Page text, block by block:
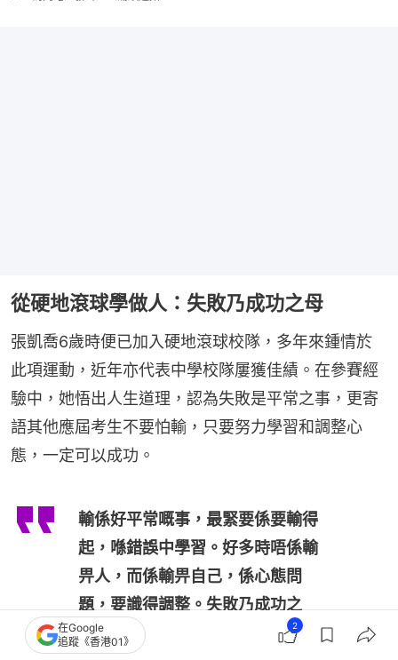
從硬地滾球學做人：失敗乃成功之母
張凱喬6歲時便已加入硬地滾球校隊，多年來鍾情於
此項運動，近年亦代表中學校隊屢獲佳績。在參賽經
驗中，她悟出人生道理，認為失敗是平常之事，更寄
語其他應屆考生不要怕輸，只要努力學習和調整心
態，一定可以成功。
輸係好平常嘅事，最緊要係要輸得
起，喺錯誤中學習。好多時唔係輸
畀人，而係輸畀自己，係心態問
題，要識得調整。失敗乃成功之
母，只要肯學習，下次贏嗰個就係
在Google
追蹤《香港01》
2